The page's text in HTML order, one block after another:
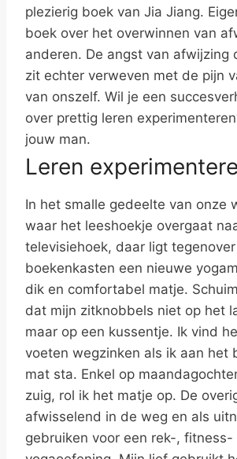
plezierig boek van Jia Jiang.
boek over het overwinnen van
anderen. De angst van afwijzing
zit echter verweven met de pijn
van onszelf. Wil je een
over prettig leren
jouw man.
Leren
In het smalle gedeelte van onze
waar het leeshoekje overgaat
televisiehoek, daar ligt
boekenkasten een nieuwe
dik en comfortabel matje.
dat mijn zitknobbels niet op het
maar op een kussentje. Ik vind
voeten wegzinken als ik aan het
mat sta. Enkel op
zuig, rol ik het matje op. De
afwisselend in de weg en als
gebruiken voor een rek-, fitness-